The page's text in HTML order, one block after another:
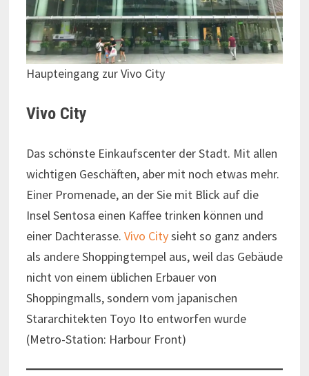
Haupteingang zur Vivo City
Vivo City
Das schönste Einkaufscenter der Stadt. Mit allen
wichtigen Geschäften, aber mit noch etwas mehr.
Einer Promenade, an der Sie mit Blick auf die
Insel Sentosa einen Kaffee trinken können und
einer Dachterasse. Vivo Citysieht so ganz anders
als andere Shoppingtempel aus, weil das Gebäude
nicht von einem üblichen Erbauer von
Shoppingmalls, sondern vom japanischen
Stararchitekten Toyo Ito entworfen wurde
(Metro-Station: Harbour Front)